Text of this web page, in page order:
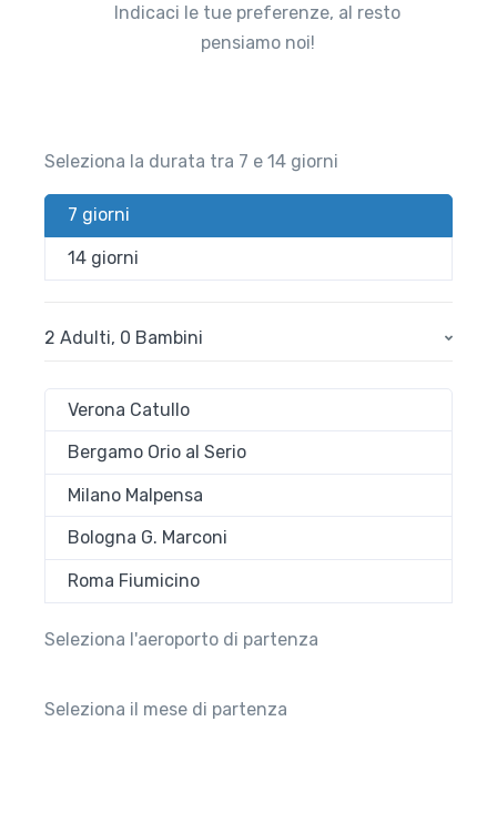
Indicaci le tue preferenze, al resto
pensiamo noi!
Seleziona la durata tra 7 e 14 giorni
7 giorni
14 giorni
2 Adulti, 0 Bambini
Verona Catullo
Bergamo Orio al Serio
Milano Malpensa
Bologna G. Marconi
Roma Fiumicino
Seleziona l'aeroporto di partenza
Seleziona il mese di partenza